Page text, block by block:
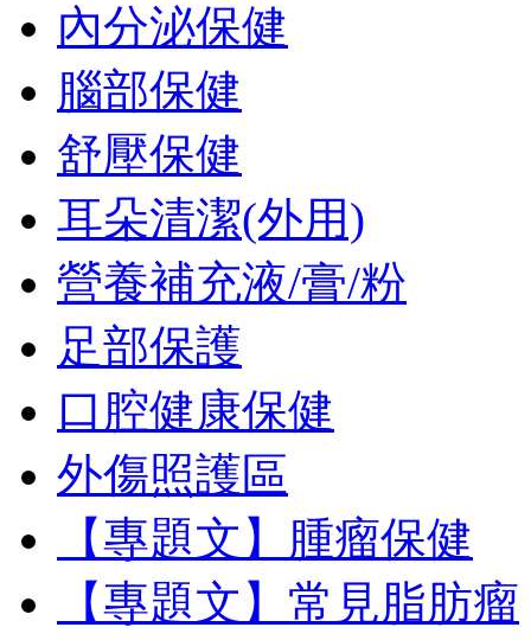
內分泌保健
腦部保健
舒壓保健
耳朵清潔(外用)
營養補充液/膏/粉
足部保護
口腔健康保健
外傷照護區
【專題文】腫瘤保健
【專題文】常見脂肪瘤